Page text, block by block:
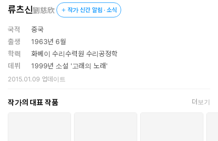
섬전』 또한 TV 시리즈로 제작되어 방영을 앞두고 있으며 영화화도
이뤄지고 있어 전방위적인 ‘삼체 신드롬’은 앞으로도 계속될 전망이
다.
류츠신劉慈欣 작가 신간 알림 · 소식
국적
중국
출생
1963년 6월
학력
화베이 수리수력원 수리공정학
데뷔
1999년 소설 '고래의 노래'
2015.01.09 업데이트
작가의 대표 작품 더보기